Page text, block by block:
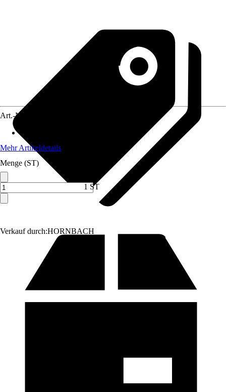
Verkauf durch:HORNBACH
Art.-Nr.
Mehr Artikeldetails
Menge (ST)
1 ST